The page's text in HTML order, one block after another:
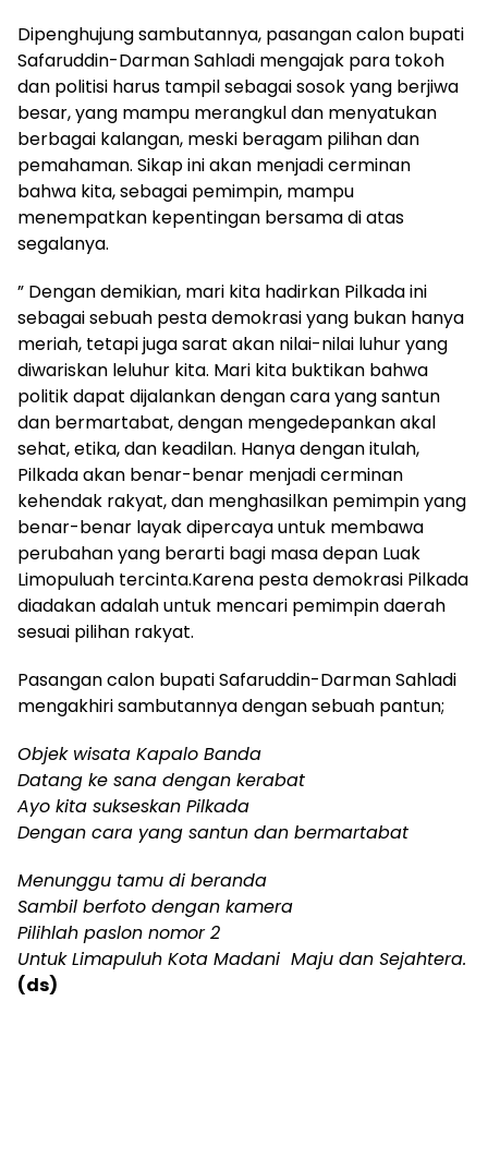
Dipenghujung sambutannya, pasangan calon bupati
Safaruddin-Darman Sahladi mengajak para tokoh
dan politisi harus tampil sebagai sosok yang berjiwa
besar, yang mampu merangkul dan menyatukan
berbagai kalangan, meski beragam pilihan dan
pemahaman. Sikap ini akan menjadi cerminan
bahwa kita, sebagai pemimpin, mampu
menempatkan kepentingan bersama di atas
segalanya.
” Dengan demikian, mari kita hadirkan Pilkada ini
sebagai sebuah pesta demokrasi yang bukan hanya
meriah, tetapi juga sarat akan nilai-nilai luhur yang
diwariskan leluhur kita. Mari kita buktikan bahwa
politik dapat dijalankan dengan cara yang santun
dan bermartabat, dengan mengedepankan akal
sehat, etika, dan keadilan. Hanya dengan itulah,
Pilkada akan benar-benar menjadi cerminan
kehendak rakyat, dan menghasilkan pemimpin yang
benar-benar layak dipercaya untuk membawa
perubahan yang berarti bagi masa depan Luak
Limopuluah tercinta.Karena pesta demokrasi Pilkada
diadakan adalah untuk mencari pemimpin daerah
sesuai pilihan rakyat.
Pasangan calon bupati Safaruddin-Darman Sahladi
mengakhiri sambutannya dengan sebuah pantun;
Objek wisata Kapalo Banda
Datang ke sana dengan kerabat
Ayo kita sukseskan Pilkada
Dengan cara yang santun dan bermartabat
Menunggu tamu di beranda
Sambil berfoto dengan kamera
Pilihlah paslon nomor 2
Untuk Limapuluh Kota Madani Maju dan Sejahtera.
(ds)